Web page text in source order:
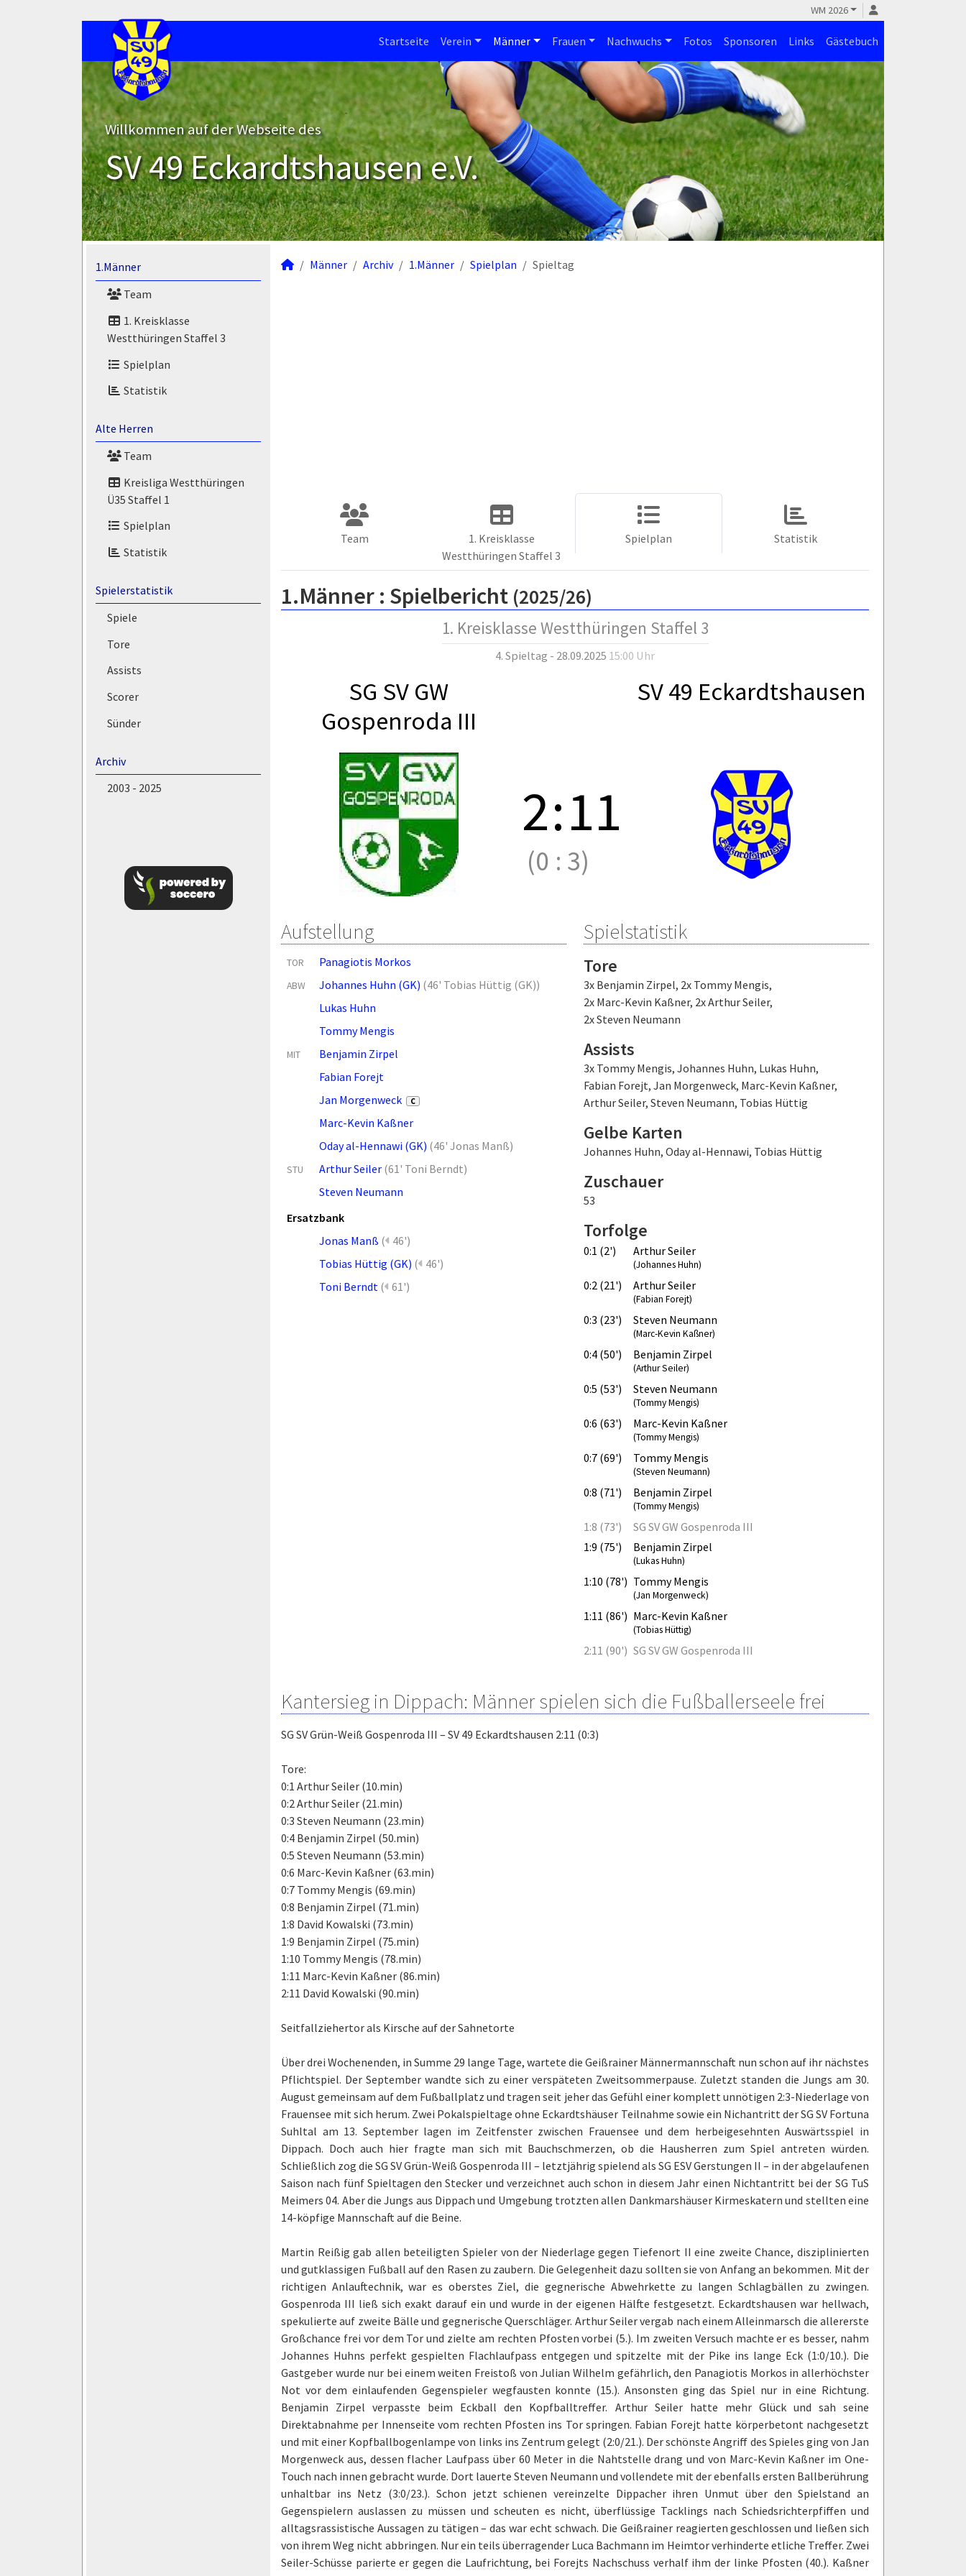
WM 2026
Startseite Verein Männer Frauen Nachwuchs Fotos Sponsoren Links Gästebuch
Willkommen auf der Webseite des
SV 49 Eckardtshausen e.V.
1.Männer
Team
1. Kreisklasse
Westthüringen Staffel 3
Spielplan
Statistik
Alte Herren
Team
Kreisliga Westthüringen
Ü35 Staffel 1
Spielplan
Statistik
Spielerstatistik
Spiele
Tore
Assists
Scorer
Sünder
Archiv
2003 - 2025
Männer Archiv 1.Männer Spielplan Spieltag
Team
1. Kreisklasse
Westthüringen Staffel 3
Spielplan Statistik
1.Männer : Spielbericht (2025/26)
1. Kreisklasse Westthüringen Staffel 3
4. Spieltag - 28.09.2025 15:00 Uhr
SG SV GW
Gospenroda III
SV 49 Eckardtshausen
2:11
(0 : 3)
Aufstellung
TOR Panagiotis Morkos
ABW Johannes Huhn (GK) (46' Tobias Hüttig (GK))
Lukas Huhn
Tommy Mengis
MIT
Benjamin Zirpel
Fabian Forejt
Jan Morgenweck
C
Marc-Kevin Kaßner
Oday al-Hennawi (GK) (46' Jonas Manß)
STU Arthur Seiler (61' Toni Berndt)
Steven Neumann
Ersatzbank
Jonas Manß ( 46')
Tobias Hüttig (GK) ( 46')
Toni Berndt ( 61')
Spielstatistik
Tore
3x Benjamin Zirpel, 2x Tommy Mengis,
2x Marc-Kevin Kaßner, 2x Arthur Seiler,
2x Steven Neumann
Assists
3x Tommy Mengis, Johannes Huhn, Lukas Huhn,
Fabian Forejt, Jan Morgenweck, Marc-Kevin Kaßner,
Arthur Seiler, Steven Neumann, Tobias Hüttig
Gelbe Karten
Johannes Huhn, Oday al-Hennawi, Tobias Hüttig
Zuschauer
53
Torfolge
0:1 (2') Arthur Seiler
(Johannes Huhn)
0:2 (21') Arthur Seiler
(Fabian Forejt)
0:3 (23') Steven Neumann
(Marc-Kevin Kaßner)
0:4 (50') Benjamin Zirpel
(Arthur Seiler)
0:5 (53') Steven Neumann
(Tommy Mengis)
0:6 (63') Marc-Kevin Kaßner
(Tommy Mengis)
0:7 (69') Tommy Mengis
(Steven Neumann)
0:8 (71') Benjamin Zirpel
(Tommy Mengis)
1:8 (73')
SG SV GW Gospenroda III
1:9 (75')
Benjamin Zirpel
(Lukas Huhn)
1:10 (78') Tommy Mengis
(Jan Morgenweck)
1:11 (86') Marc-Kevin Kaßner
(Tobias Hüttig)
2:11 (90') SG SV GW Gospenroda III
Kantersieg in Dippach: Männer spielen sich die Fußballerseele frei
SG SV Grün-Weiß Gospenroda III – SV 49 Eckardtshausen 2:11 (0:3)
Tore:
0:1 Arthur Seiler (10.min)
0:2 Arthur Seiler (21.min)
0:3 Steven Neumann (23.min)
0:4 Benjamin Zirpel (50.min)
0:5 Steven Neumann (53.min)
0:6 Marc-Kevin Kaßner (63.min)
0:7 Tommy Mengis (69.min)
0:8 Benjamin Zirpel (71.min)
1:8 David Kowalski (73.min)
1:9 Benjamin Zirpel (75.min)
1:10 Tommy Mengis (78.min)
1:11 Marc-Kevin Kaßner (86.min)
2:11 David Kowalski (90.min)
Seitfallziehertor als Kirsche auf der Sahnetorte
Über drei Wochenenden, in Summe 29 lange Tage, wartete die Geißrainer Männermannschaft nun schon auf ihr nächstes
Pflichtspiel. Der September wandte sich zu einer verspäteten Zweitsommerpause. Zuletzt standen die Jungs am 30.
August gemeinsam auf dem Fußballplatz und tragen seit jeher das Gefühl einer komplett unnötigen 2:3-Niederlage von
Frauensee mit sich herum. Zwei Pokalspieltage ohne Eckardtshäuser Teilnahme sowie ein Nichantritt der SG SV Fortuna
Suhltal am 13. September lagen im Zeitfenster zwischen Frauensee und dem herbeigesehnten Auswärtsspiel in
Dippach. Doch auch hier fragte man sich mit Bauchschmerzen, ob die Hausherren zum Spiel antreten würden.
Schließlich zog die SG SV Grün-Weiß Gospenroda III – letztjährig spielend als SG ESV Gerstungen II – in der abgelaufenen
Saison nach fünf Spieltagen den Stecker und verzeichnet auch schon in diesem Jahr einen Nichtantritt bei der SG TuS
Meimers 04. Aber die Jungs aus Dippach und Umgebung trotzten allen Dankmarshäuser Kirmeskatern und stellten eine
14-köpfige Mannschaft auf die Beine.
Martin Reißig gab allen beteiligten Spieler von der Niederlage gegen Tiefenort II eine zweite Chance, disziplinierten
und gutklassigen Fußball auf den Rasen zu zaubern. Die Gelegenheit dazu sollten sie von Anfang an bekommen. Mit der
richtigen Anlauftechnik, war es oberstes Ziel, die gegnerische Abwehrkette zu langen Schlagbällen zu zwingen.
Gospenroda III ließ sich exakt darauf ein und wurde in der eigenen Hälfte festgesetzt. Eckardtshausen war hellwach,
spekulierte auf zweite Bälle und gegnerische Querschläger. Arthur Seiler vergab nach einem Alleinmarsch die allererste
Großchance frei vor dem Tor und zielte am rechten Pfosten vorbei (5.). Im zweiten Versuch machte er es besser, nahm
Johannes Huhns perfekt gespielten Flachlaufpass entgegen und spitzelte mit der Pike ins lange Eck (1:0/10.). Die
Gastgeber wurde nur bei einem weiten Freistoß von Julian Wilhelm gefährlich, den Panagiotis Morkos in allerhöchster
Not vor dem einlaufenden Gegenspieler wegfausten konnte (15.). Ansonsten ging das Spiel nur in eine Richtung.
Benjamin Zirpel verpasste beim Eckball den Kopfballtreffer. Arthur Seiler hatte mehr Glück und sah seine
Direktabnahme per Innenseite vom rechten Pfosten ins Tor springen. Fabian Forejt hatte körperbetont nachgesetzt
und mit einer Kopfballbogenlampe von links ins Zentrum gelegt (2:0/21.). Der schönste Angriff des Spieles ging von Jan
Morgenweck aus, dessen flacher Laufpass über 60 Meter in die Nahtstelle drang und von Marc-Kevin Kaßner im One-
Touch nach innen gebracht wurde. Dort lauerte Steven Neumann und vollendete mit der ebenfalls ersten Ballberührung
unhaltbar ins Netz (3:0/23.). Schon jetzt schienen vereinzelte Dippacher ihren Unmut über den Spielstand an
Gegenspielern auslassen zu müssen und scheuten es nicht, überflüssige Tacklings nach Schiedsrichterpfiffen und
alltagsrassistische Aussagen zu tätigen – das war echt schwach. Die Geißrainer reagierten geschlossen und ließen sich
von ihrem Weg nicht abbringen. Nur ein teils überragender Luca Bachmann im Heimtor verhinderte etliche Treffer. Zwei
Seiler-Schüsse parierte er gegen die Laufrichtung, bei Forejts Nachschuss verhalf ihm der linke Pfosten (40.). Kaßner